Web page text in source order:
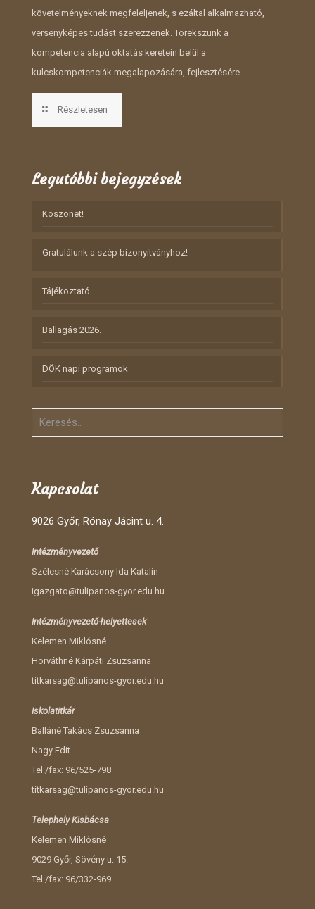
követelményeknek megfeleljenek, s ezáltal alkalmazható,
versenyképes tudást szerezzenek. Törekszünk a
kompetencia alapú oktatás keretein belül a
kulcskompetenciák megalapozására, fejlesztésére.
Részletesen
Legutóbbi bejegyzések
Köszönet!
Gratulálunk a szép bizonyítványhoz!
Tájékoztató
Ballagás 2026.
DÖK napi programok
Kapcsolat
9026 Győr, Rónay Jácint u. 4.
Intézményvezető
Szélesné Karácsony Ida Katalin
igazgato@tulipanos-gyor.edu.hu
Intézményvezető-helyettesek
Kelemen Miklósné
Horváthné Kárpáti Zsuzsanna
titkarsag@tulipanos-gyor.edu.hu
Iskolatitkár
Balláné Takács Zsuzsanna
Nagy Edit
Tel./fax: 96/525-798
titkarsag@tulipanos-gyor.edu.hu
Telephely Kisbácsa
Kelemen Miklósné
9029 Győr, Sövény u. 15.
Tel./fax: 96/332-969